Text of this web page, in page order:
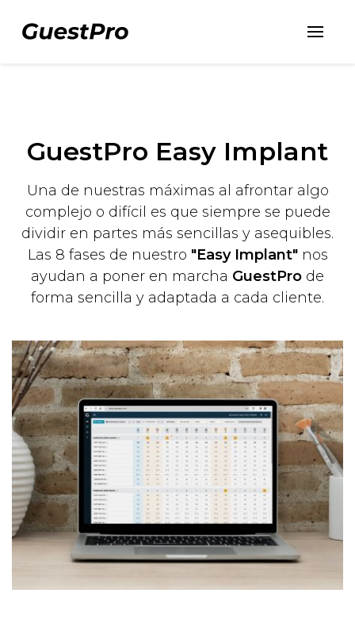
GuestPro Easy Implant
Una de nuestras máximas al afrontar algo
complejo o difícil es que siempre se puede
dividir en partes más sencillas y asequibles.
Las 8 fases de nuestro "Easy Implant"nos
ayudan a poner en marcha GuestPro de
forma sencilla y adaptada a cada cliente.